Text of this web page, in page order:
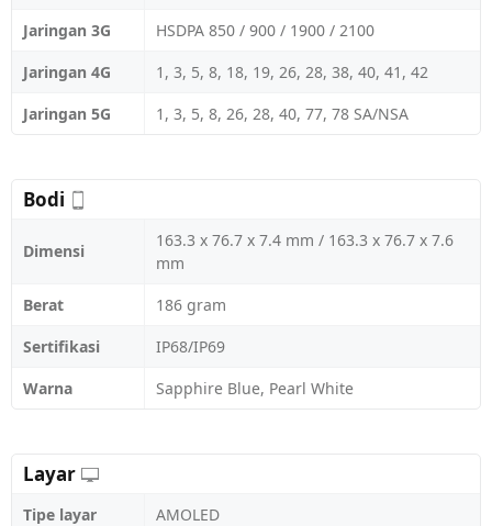
Jaringan 3G
HSDPA 850 / 900 / 1900 / 2100
Jaringan 4G
1, 3, 5, 8, 18, 19, 26, 28, 38, 40, 41, 42
Jaringan 5G
1, 3, 5, 8, 26, 28, 40, 77, 78 SA/NSA
Bodi
Dimensi
163.3 x 76.7 x 7.4 mm / 163.3 x 76.7 x 7.6
mm
Berat
186 gram
Sertifikasi
IP68/IP69
Warna
Sapphire Blue, Pearl White
Layar
Tipe layar
AMOLED